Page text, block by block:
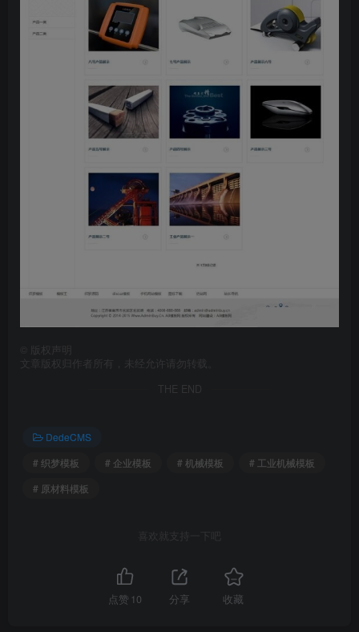
版权声明
文章版权归作者所有，未经允许请勿转载。
THE END
DedeCMS
# 织梦模板
# 企业模板 # 机械模板
# 工业机械模板
# 原材料模板
喜欢就支持一下吧
点赞 10 分享 收藏